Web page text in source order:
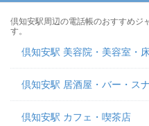
倶知安駅周辺の電話帳のおすすめジ
す。
倶知安駅 美容院・美容室・
倶知安駅 居酒屋・バー・ス
倶知安駅 カフェ・喫茶店